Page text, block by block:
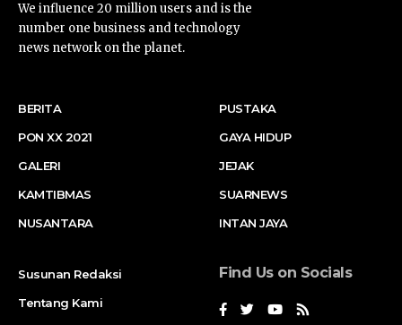
We influence 20 million users and is the
number one business and technology
news network on the planet.
BERITA
PON XX 2021
GALERI
KAMTIBMAS
NUSANTARA
PUSTAKA
GAYA HIDUP
JEJAK
SUARNEWS
INTAN JAYA
Susunan Redaksi
Tentang Kami
Find Us on Socials